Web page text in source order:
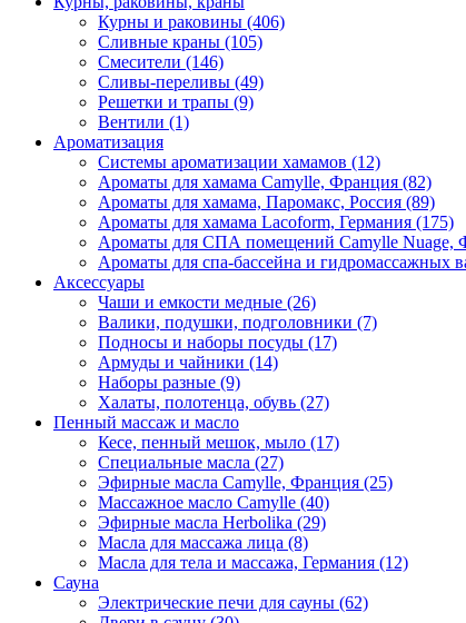
Курны и раковины (406)
Сливные краны (105)
Смесители (146)
Сливы-переливы (49)
Решетки и трапы (9)
Вентили (1)
Ароматизация
Системы ароматизации хамамов (12)
Ароматы для хамама Camylle, Франция (82)
Ароматы для хамама, Паромакс, Россия (89)
Ароматы для хамама Lacoform, Германия (175)
Ароматы для СПА помещений Camylle Nuage,
Ароматы для спа-бассейна и гидромассажных
Аксессуары
Чаши и емкости медные (26)
Валики, подушки, подголовники (7)
Подносы и наборы посуды (17)
Армуды и чайники (14)
Наборы разные (9)
Халаты, полотенца, обувь (27)
Пенный массаж и масло
Кесе, пенный мешок, мыло (17)
Специальные масла (27)
Эфирные масла Camylle, Франция (25)
Массажное масло Camylle (40)
Эфирные масла Herbolika (29)
Масла для массажа лица (8)
Масла для тела и массажа, Германия (12)
Сауна
Электрические печи для сауны (62)